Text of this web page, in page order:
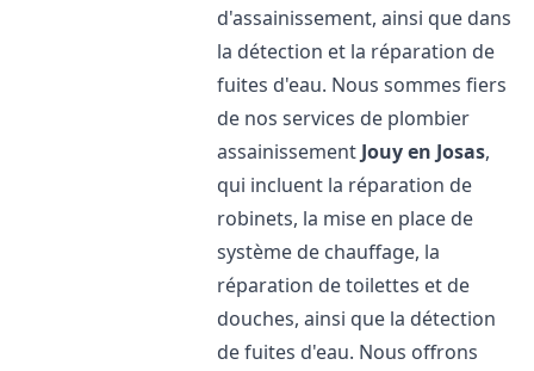
d'assainissement, ainsi que dans
la détection et la réparation de
fuites d'eau. Nous sommes fiers
de nos services de plombier
assainissement Jouy en Josas,
qui incluent la réparation de
robinets, la mise en place de
système de chauffage, la
réparation de toilettes et de
douches, ainsi que la détection
de fuites d'eau. Nous offrons